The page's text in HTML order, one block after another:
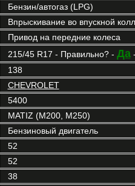
Бензин/автогаз (LPG)
Впрыскивание во впускной
Привод на передние колеса
215/45 R17 - Правильно? - Да-
138
CHEVROLET
5400
MATIZ (M200, M250)
Бензиновый двигатель
52
52
38